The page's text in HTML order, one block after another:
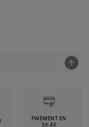
PAIEMENT EN
3X,4X